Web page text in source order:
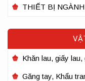
THIẾT BỊ
Khăn lau, giấy lau,
Găng tay, Khẩu